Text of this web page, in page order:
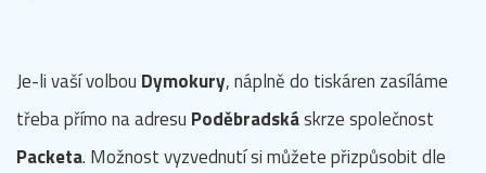
Je-li vaší volbou Dymokury, náplně do tiskáren zasíláme
třeba přímo na adresu Poděbradskáskrze společnost
Packeta. Možnost vyzvednutí si můžete přizpůsobit dle